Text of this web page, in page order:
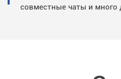
совместные чаты и много